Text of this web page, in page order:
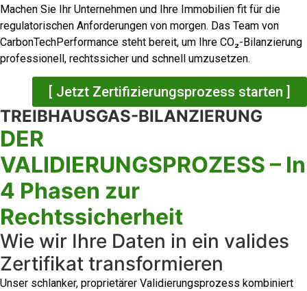
Machen Sie Ihr Unternehmen und Ihre Immobilien fit für die
regulatorischen Anforderungen von morgen. Das Team von
CarbonTechPerformance steht bereit, um Ihre CO₂-Bilanzierung
professionell, rechtssicher und schnell umzusetzen.
[ Jetzt Zertifizierungsprozess starten ]
TREIBHAUSGAS-BILANZIERUNG
DER
VALIDIERUNGSPROZESS – In
4 Phasen zur
Rechtssicherheit
Wie wir Ihre Daten in ein valides
Zertifikat transformieren
Unser schlanker, proprietärer Validierungsprozess kombiniert